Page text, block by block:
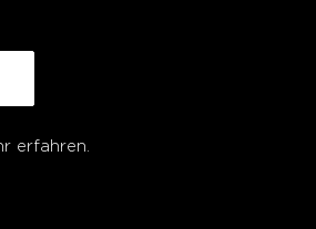
erfahren.